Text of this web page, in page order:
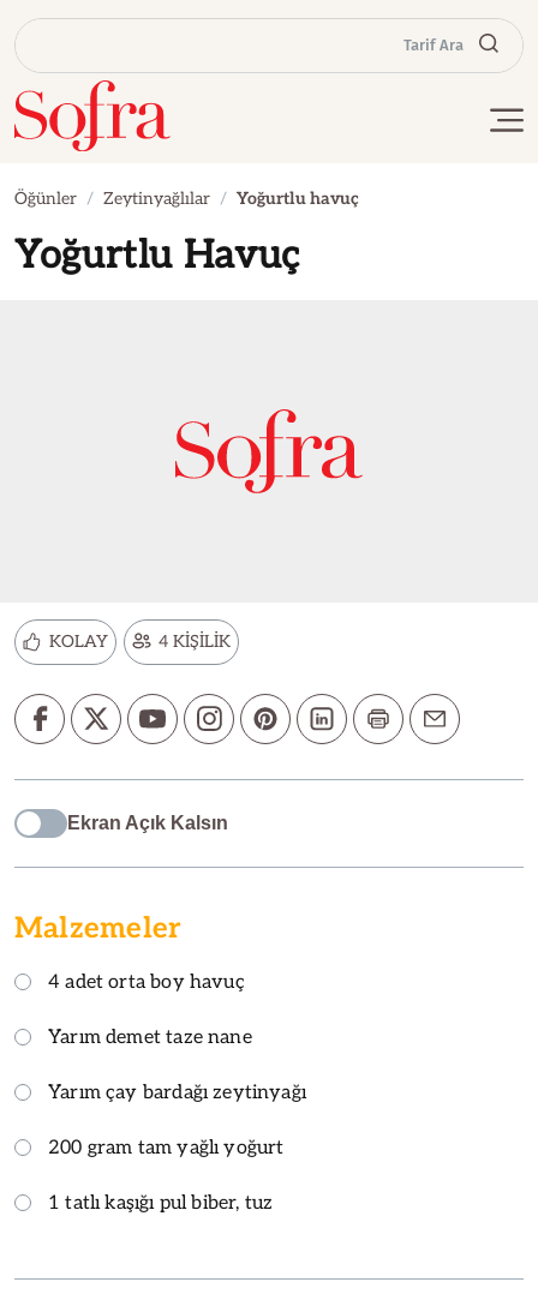
Tarif Ara
Öğünler Zeytinyağlılar Yoğurtlu havuç
Yoğurtlu Havuç
KOLAY 4 KİŞİLİK
Ekran Açık Kalsın
Malzemeler
4 adet orta boy havuç
Yarım demet taze nane
Yarım çay bardağı zeytinyağı
200 gram tam yağlı yoğurt
1 tatlı kaşığı pul biber, tuz